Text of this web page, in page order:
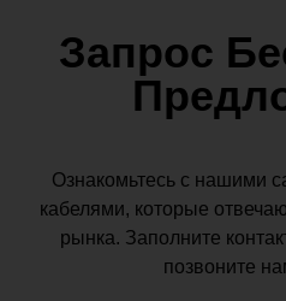
Запрос
Ознакомьтесь с нашими
кабелями, которые
рынка. Заполните
позвоните